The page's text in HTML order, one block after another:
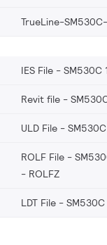
TrueLine-
IES File - SM530C
Revit file -
ULD File -
ROLF File -
ROLFZ
LDT File -